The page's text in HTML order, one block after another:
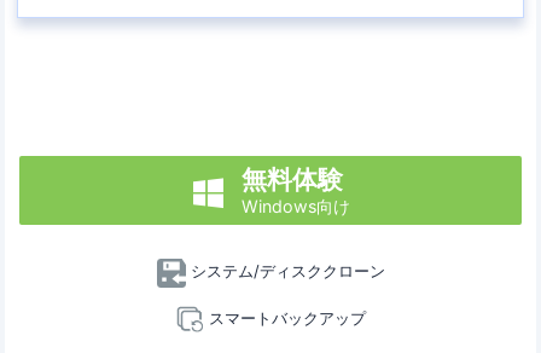
 無料体験
Windows向け
システム/ディスククローン
スマートバックアップ